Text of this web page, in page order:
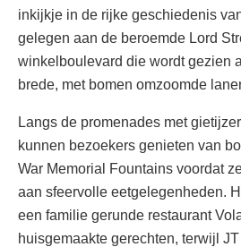
inkijkje in de rijke geschiedenis
gelegen aan de beroemde Lord
winkelboulevard die wordt gezien
brede, met bomen omzoomde
Langs de promenades met
kunnen bezoekers genieten van
War Memorial Fountains voordat
aan sfeervolle eetgelegenheden.
een familie gerunde restaurant
huisgemaakte gerechten, terwijl